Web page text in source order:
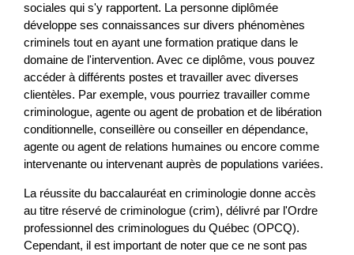
sociales qui s'y rapportent. La personne diplômée
développe ses connaissances sur divers phénomènes
criminels tout en ayant une formation pratique dans le
domaine de l'intervention. Avec ce diplôme, vous pouvez
accéder à différents postes et travailler avec diverses
clientèles. Par exemple, vous pourriez travailler comme
criminologue, agente ou agent de probation et de libération
conditionnelle, conseillère ou conseiller en dépendance,
agente ou agent de relations humaines ou encore comme
intervenante ou intervenant auprès de populations variées.
La réussite du baccalauréat en criminologie donne accès
au titre réservé de criminologue (crim), délivré par l'Ordre
professionnel des criminologues du Québec (OPCQ).
Cependant, il est important de noter que ce ne sont pas